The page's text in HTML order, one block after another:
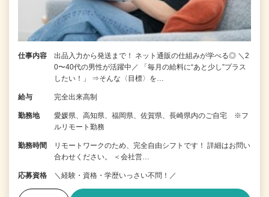
仕事内容
出品入力から発送まで！ ネット通販の仕組みが学べる◎ ＼2
0〜40代の男性が活躍中／ 「毎月の給料に“あと少し”プラス
したい！」 ⇒そんな〈目標〉を…
給与 完全出来高制
勤務地
愛媛県、高知県、福岡県、佐賀県、長崎県内のご自宅 ※フ
ルリモート勤務
勤務時間
リモートワークのため、完全自由シフトです！ 詳細はお問い
合わせください。 ＜会社営…
応募資格 ＼経験・資格・学歴いっさい不問！／